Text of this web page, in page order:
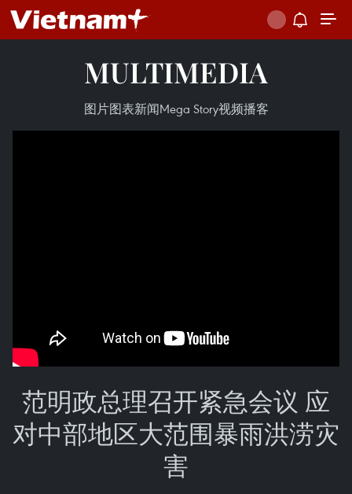
MULTIMEDIA
图片图表新闻Mega Story视频播客
范明政总理召开紧急会议 应
对中部地区大范围暴雨洪涝灾
害